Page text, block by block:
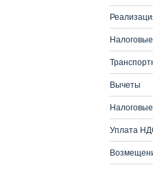
Вычеты
Налоговые
Уплата